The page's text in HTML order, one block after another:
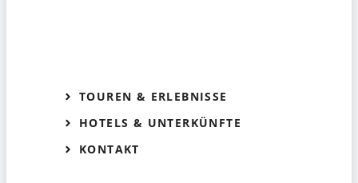
TOUREN & ERLEBNISSE
HOTELS & UNTERKÜNFTE
KONTAKT